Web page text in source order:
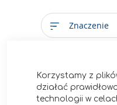
Korzystamy z
działać
technologii w